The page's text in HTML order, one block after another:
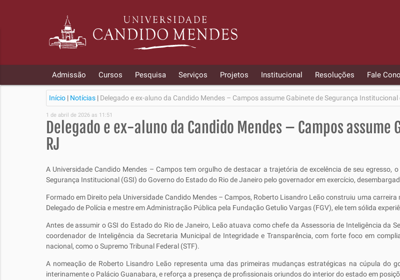
Admissão Cursos Pesquisa Serviços Projetos Institucional Resoluções Fale
Início | Notícias | Delegado e ex-aluno da Candido Mendes – Campos assume Gabinete de Segurança Institucional
1 de abril de 2026 as 11:51
Delegado e ex-aluno da Candido Mendes – Campos
RJ
A Universidade Candido Mendes – Campos tem orgulho de destacar a trajetória de excelência de seu egresso,
Segurança Institucional (GSI) do Governo do Estado do Rio de Janeiro pelo governador em exercício,
Formado em Direito pela Universidade Candido Mendes – Campos, Roberto Lisandro Leão construiu uma
Delegado de Polícia e mestre em Administração Pública pela Fundação Getulio Vargas (FGV), ele tem sólida
Antes de assumir o GSI do Estado do Rio de Janeiro, Leão atuava como chefe da Assessoria de Inteligência da
coordenador de Inteligência da Secretaria Municipal de Integridade e Transparência, com forte foco em
nacional, como o Supremo Tribunal Federal (STF).
A nomeação de Roberto Lisandro Leão representa uma das primeiras mudanças estratégicas na cúpula do
interinamente o Palácio Guanabara, e reforça a presença de profissionais oriundos do interior do estado em